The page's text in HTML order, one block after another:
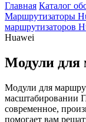
Главная Каталог
Маршрутизаторы
маршрутизаторов
Huawei
Модули для
Модули для
масштабировании
современное,
помогает вам